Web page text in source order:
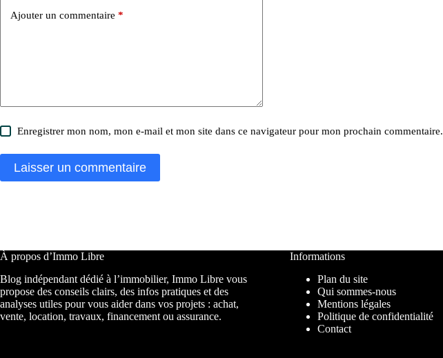
Ajouter un commentaire *
Enregistrer mon nom, mon e-mail et mon site dans ce navigateur pour mon prochain commentaire.
Laisser un commentaire
À propos d’Immo Libre
Blog indépendant dédié à l’immobilier, Immo Libre vous
propose des conseils clairs, des infos pratiques et des
analyses utiles pour vous aider dans vos projets : achat,
vente, location, travaux, financement ou assurance.
Informations
Plan du site
Qui sommes-nous
Mentions légales
Politique de confidentialité
Contact